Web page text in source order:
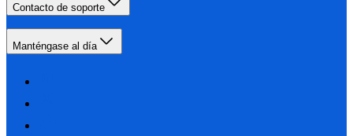
Contacto de soporte
Manténgase al día